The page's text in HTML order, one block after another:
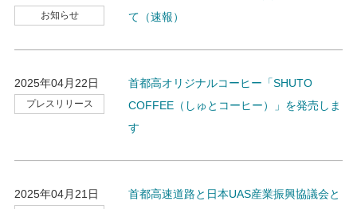
お知らせ
て（速報）
2025年04月22日
プレスリリース
首都高オリジナルコーヒー「SHUTO
COFFEE（しゅとコーヒー）」を発売しま
す
2025年04月21日
首都高速道路と日本UAS産業振興協議会と